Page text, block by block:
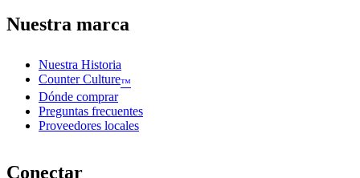
Nuestra marca
Nuestra Historia
Counter Culture™
Dónde comprar
Preguntas frecuentes
Proveedores locales
Conectar